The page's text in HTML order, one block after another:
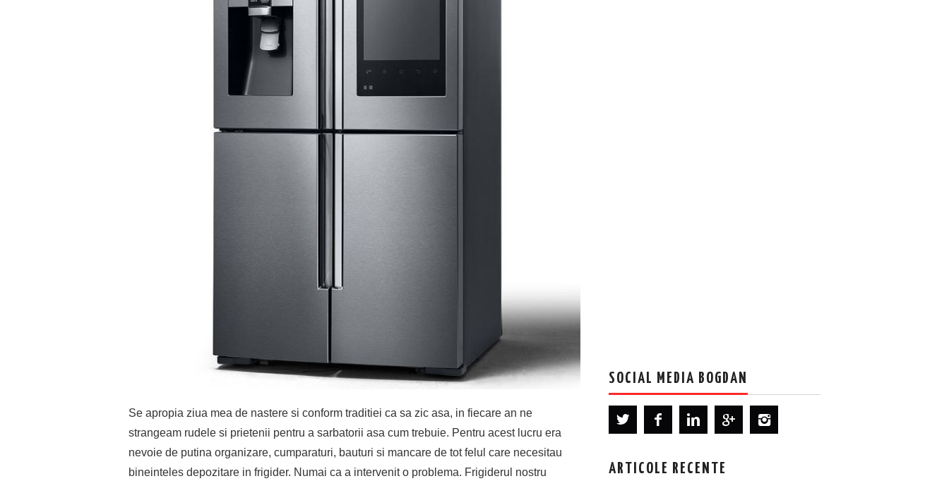
Se apropia ziua mea de nastere si conform traditiei ca sa zic asa, in fiecare an ne
strangeam rudele si prietenii pentru a sarbatorii asa cum trebuie. Pentru acest lucru era
nevoie de putina organizare, cumparaturi, bauturi si mancare de tot felul care necesitau
bineinteles depozitare in frigider. Numai ca a intervenit o problema. Frigiderul nostru
SOCIAL MEDIA BOGDAN
ARTICOLE RECENTE